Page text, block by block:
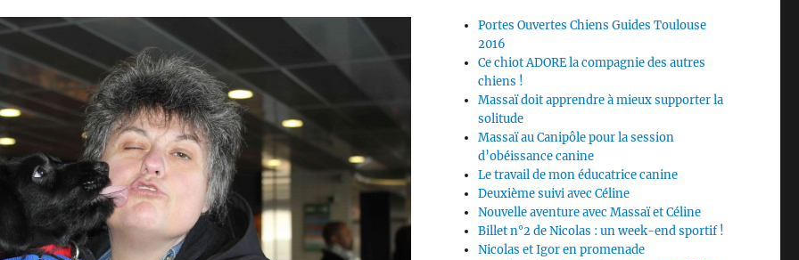
Portes Ouvertes Chiens Guides Toulouse
2016
Ce chiot ADORE la compagnie des autres
chiens !
Massaï doit apprendre à mieux supporter la
solitude
Massaï au Canipôle pour la session
d’obéissance canine
Le travail de mon éducatrice canine
Deuxième suivi avec Céline
Nouvelle aventure avec Massaï et Céline
Billet n°2 de Nicolas : un week-end sportif !
Nicolas et Igor en promenade